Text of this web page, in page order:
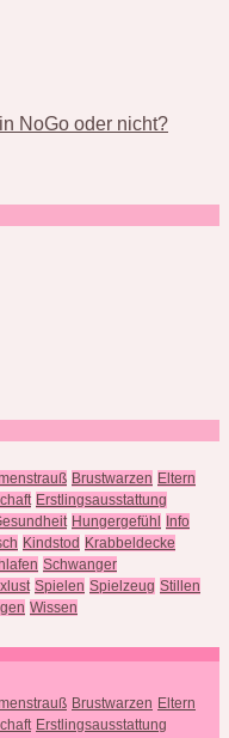
NoGo oder nicht?
Brustwarzen Eltern
Erstlingsausstattung
Hungergefühl
Info
Kindstod Krabbeldecke
Schwanger
Spielen Spielzeug Stillen
Wissen
Brustwarzen Eltern
Erstlingsausstattung